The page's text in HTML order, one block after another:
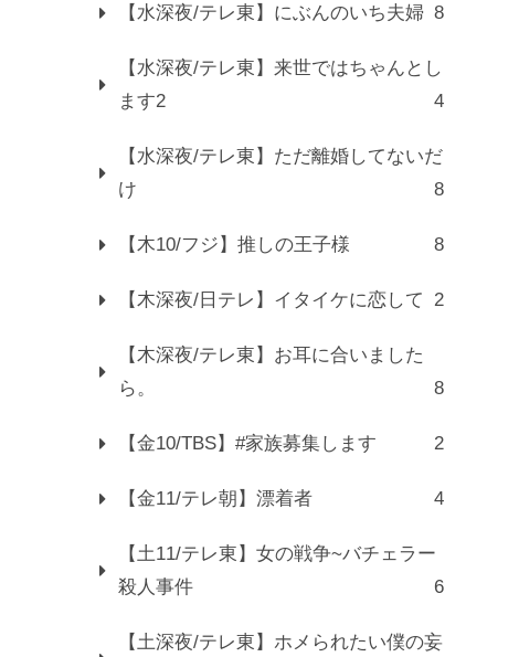
【水深夜/テレ東】にぶんのいち夫婦 8
【水深夜/テレ東】来世ではちゃんとし
ます2
4
【水深夜/テレ東】ただ離婚してないだ
け
8
【木10/フジ】推しの王子様 8
【木深夜/日テレ】イタイケに恋して 2
【木深夜/テレ東】お耳に合いました
ら。
8
【金10/TBS】#家族募集します 2
【金11/テレ朝】漂着者 4
【土11/テレ東】女の戦争~バチェラー
殺人事件
6
【土深夜/テレ東】ホメられたい僕の妄